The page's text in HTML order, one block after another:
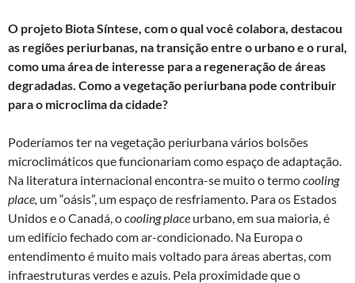
O projeto Biota Síntese, com o qual você colabora, destacou
as regiões periurbanas, na transição entre o urbano e o rural,
como uma área de interesse para a regeneração de áreas
degradadas. Como a vegetação periurbana pode contribuir
para o microclima da cidade?
Poderíamos ter na vegetação periurbana vários bolsões
microclimáticos que funcionariam como espaço de adaptação.
Na literatura internacional encontra-se muito o termocooling
place, um “oásis”, um espaço de resfriamento. Para os Estados
Unidos e o Canadá, ocooling place urbano, em sua maioria, é
um edifício fechado com ar-condicionado. Na Europa o
entendimento é muito mais voltado para áreas abertas, com
infraestruturas verdes e azuis. Pela proximidade que o